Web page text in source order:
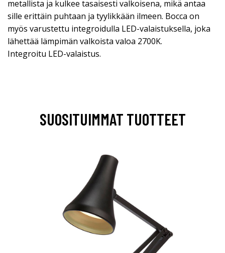
metallista ja kulkee tasaisesti valkoisena, mikä antaa
sille erittäin puhtaan ja tyylikkään ilmeen. Bocca on
myös varustettu integroidulla LED-valaistuksella, joka
lähettää lämpimän valkoista valoa 2700K.
Integroitu LED-valaistus.
SUOSITUIMMAT TUOTTEET